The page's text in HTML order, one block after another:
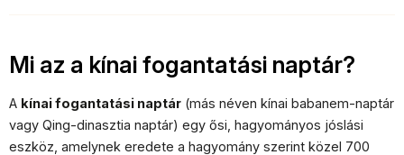
Mi az a kínai fogantatási naptár?
A kínai fogantatási naptár (más néven kínai babanem-naptár
vagy Qing-dinasztia naptár) egy ősi, hagyományos jóslási
eszköz, amelynek eredete a hagyomány szerint közel 700